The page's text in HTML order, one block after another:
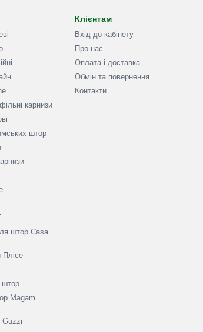
карнизи
штор
штор Casa
Плісе
штор
Magam
Guzzi
Клієнтам
Вхід до кабінету
Про нас
Оплата і доставка
Обмін та повернення
Контакти